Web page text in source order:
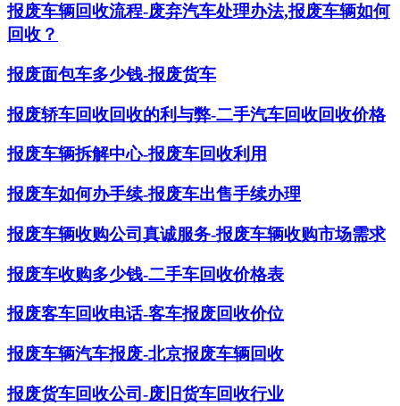
报废车辆回收流程-废弃汽车处理办法,报废车辆如何
回收？
报废面包车多少钱-报废货车
报废轿车回收回收的利与弊-二手汽车回收回收价格
报废车辆拆解中心-报废车回收利用
报废车如何办手续-报废车出售手续办理
报废车辆收购公司真诚服务-报废车辆收购市场需求
报废车收购多少钱-二手车回收价格表
报废客车回收电话-客车报废回收价位
报废车辆汽车报废-北京报废车辆回收
报废货车回收公司-废旧货车回收行业